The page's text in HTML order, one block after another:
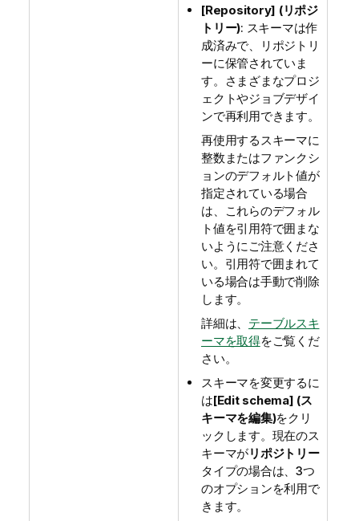
[Repository] (リポジ
トリー): スキーマは作
成済みで、リポジトリ
ーに保管されていま
す。さまざまなプロジ
ェクトやジョブデザイ
ンで再利用できます。
再使用するスキーマに
整数またはファンクシ
ョンのデフォルト値が
指定されている場合
は、これらのデフォル
ト値を引用符で囲まな
いようにご注意くださ
い。引用符で囲まれて
いる場合は手動で削除
します。
詳細は、 テーブルスキ
ーマを取得をご覧くだ
さい。
スキーマを変更するに
は[Edit schema] (ス
キーマを編集)をクリ
ックします。現在のス
キーマがリポジトリー
タイプの場合は、3つ
のオプションを利用で
きます。